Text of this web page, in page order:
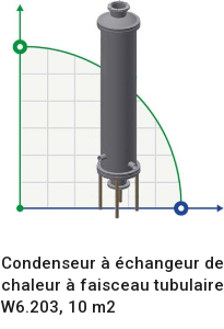
Condenseur à échangeur de
chaleur à faisceau tubulaire
W6.203, 10 m2